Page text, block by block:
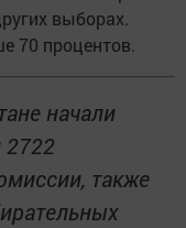
выборах.
70 процентов.
начали
2722
также